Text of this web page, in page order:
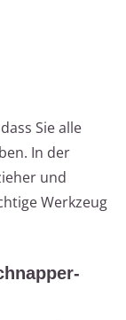
Sie alle
In der
und
Werkzeug